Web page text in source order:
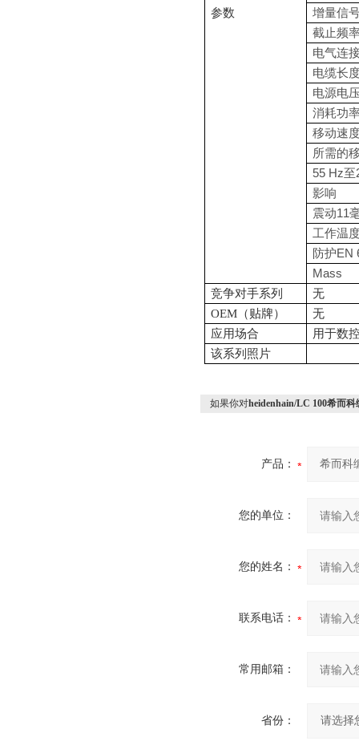
参数
增量信
截止频
电气连
电缆长
电源电
消耗功
移动速
所需的
55 Hz至
影响
震动11
工作温
防护EN
Mass
竞争对手系列
无
OEM（贴牌）
无
应用场合
用于数
该系列照片
如果你对heidenhain/LC 100希而
产品：
您的单位：
您的姓名：
联系电话：
常用邮箱：
省份：